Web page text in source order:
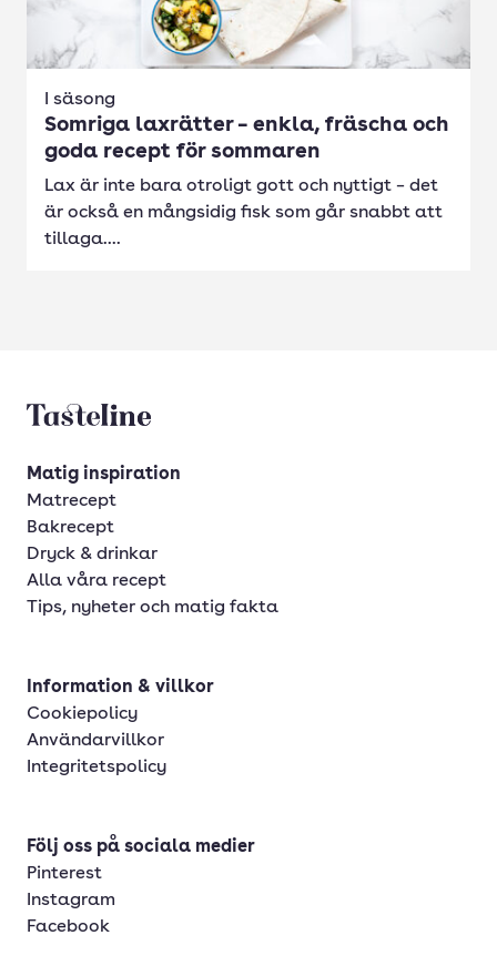
I säsong
Somriga laxrätter – enkla, fräscha och
goda recept för sommaren
Lax är inte bara otroligt gott och nyttigt – det
är också en mångsidig fisk som går snabbt att
tillaga....
Tasteline startsida
Matig inspiration
Matrecept
Bakrecept
Dryck & drinkar
Alla våra recept
Tips, nyheter och matig fakta
Information & villkor
Cookiepolicy
Användarvillkor
Integritetspolicy
Följ oss på sociala medier
Pinterest
Instagram
Facebook